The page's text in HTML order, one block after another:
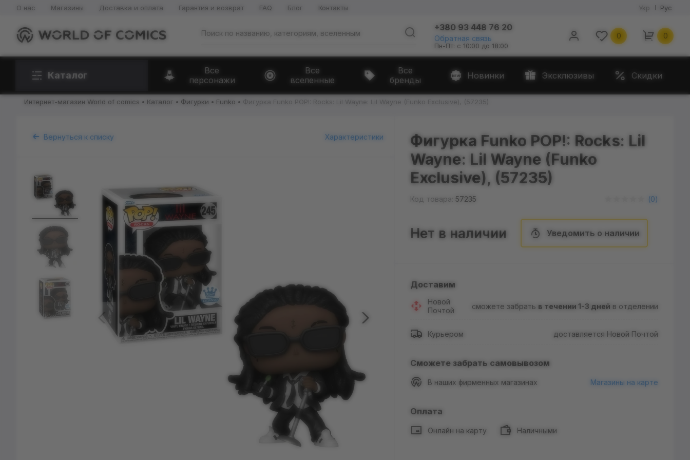
О нас Магазины Доставка и оплата Гарантия и возврат FAQ Блог Контакты Укр Рус
+380 93 448 76 20
Обратная связь
Пн-Пт: с 10:00 до 18:00
0 0
Каталог
Все
персонажи
Все
вселенные
Все
бренды
Новинки Эксклюзивы Скидки
Интернет-магазин World of comics Каталог Фигурки Funko Фигурка Funko POP!: Rocks: Lil Wayne: Lil Wayne (Funko Exclusive), (57235)
Вернуться к списку Характеристики
Фигурка Funko POP!: Rocks: Lil
Wayne: Lil Wayne (Funko
Exclusive), (57235)
Код товара: 57235 (0)
Нет в наличии Уведомить о наличии
Доставим
Новой
Почтой
сможете забрать в течении 1-3 дней в отделении
Курьером доставляется Новой Почтой
Сможете забрать самовывозом
В наших фирменных магазинах Магазины на карте
Оплата
Онлайн на карту Наличными